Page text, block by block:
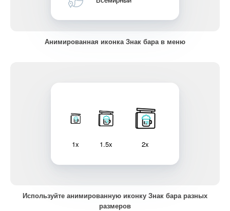
Анимированная иконка Знак бара в меню
1x 1.5x 2x
Используйте анимированную иконку Знак бара разных
размеров